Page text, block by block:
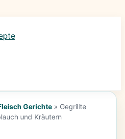
Gerichte» Gegrillte
und Kräutern